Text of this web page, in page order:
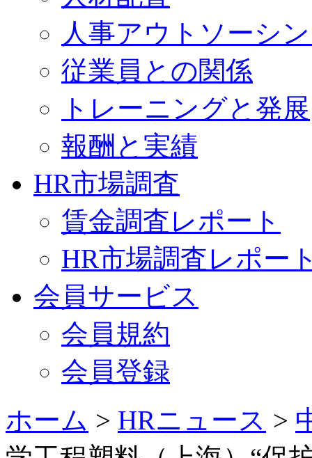
人事アウトソーシ
従業員との関係
トレーニングと発展
報酬と実績
HR市場調査
賃金調査レポート
HR市場調査レポー
会員サービス
会員規約
会員登録
ホーム > HRニュース >